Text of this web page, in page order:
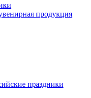
продукция
праздники